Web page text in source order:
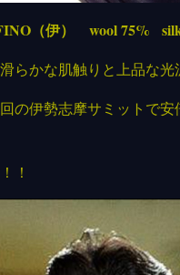
（伊） wool 75%
らかな肌触りと上品な光
の伊勢志摩サミットで安
！